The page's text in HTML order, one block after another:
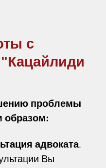
с
проблемы
образом:
адвоката.
Вы